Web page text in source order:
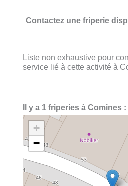
Contactez une friperie
Liste non exhaustive pour
service lié à cette activité à
Il y a 1 friperies à Comines :
+
−